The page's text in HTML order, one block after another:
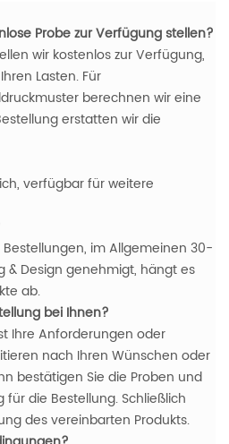
Probe zur Verfügung stellen?
wir kostenlos zur Verfügung,
Lasten. Für
berechnen wir eine
erstatten wir die
verfügbar für weitere
Bestellungen, im Allgemeinen 30-
& Design genehmigt, hängt es
ab.
bei Ihnen?
Ihre Anforderungen oder
nach Ihren Wünschen oder
bestätigen Sie die Proben und
die Bestellung. Schließlich
des vereinbarten Produkts.